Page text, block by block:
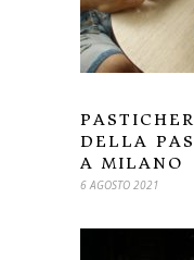
DELLA
A MILANO
6 AGOSTO 2021